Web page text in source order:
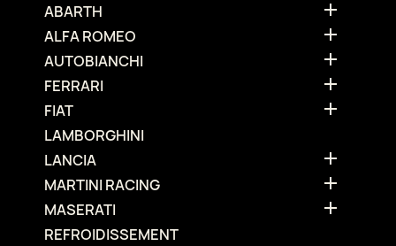
ABARTH 
ALFA ROMEO 
AUTOBIANCHI 
FERRARI 
FIAT 
LAMBORGHINI
LANCIA

MARTINI RACING 
MASERATI 
REFROIDISSEMENT